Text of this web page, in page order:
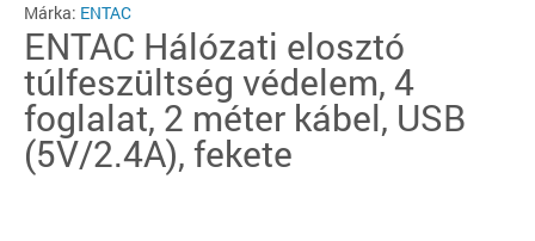
Márka: ENTAC
ENTAC Hálózati elosztó
túlfeszültség védelem, 4
foglalat, 2 méter kábel, USB
(5V/2.4A), fekete